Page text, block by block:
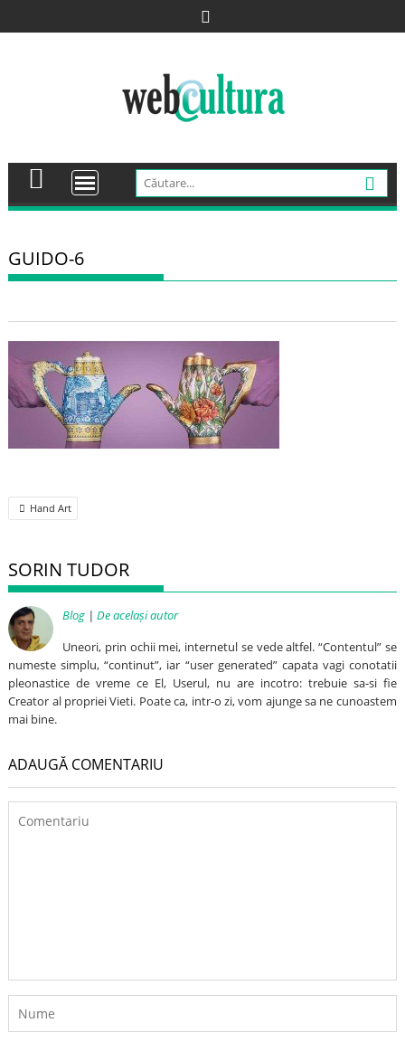
to
GUIDO-6
Post
navigation
Hand Art
SORIN TUDOR
Blog |De același autor
Uneori, prin ochii mei, internetul se vede altfel. “Contentul” se
numeste simplu, “continut”, iar “user generated” capata vagi conotatii
pleonastice de vreme ce El, Userul, nu are incotro: trebuie sa-si fie
Creator al propriei Vieti. Poate ca, intr-o zi, vom ajunge sa ne cunoastem
mai bine.
ADAUGĂ COMENTARIU